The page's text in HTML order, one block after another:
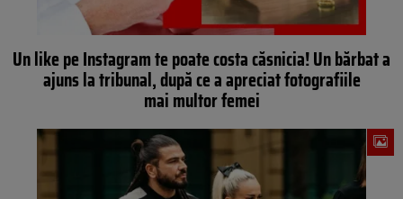
Un like pe Instagram te poate costa căsnicia! Un bărbat a
ajuns la tribunal, după ce a apreciat fotografiile
mai multor femei